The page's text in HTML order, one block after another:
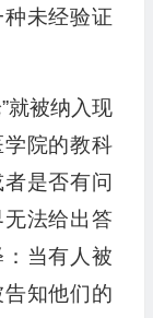
未经验证
就被纳入现
院的教科
是否有问
法给出答
当有人被
知他们的